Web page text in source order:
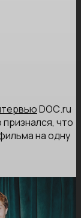
DОС.ru
что
на одну